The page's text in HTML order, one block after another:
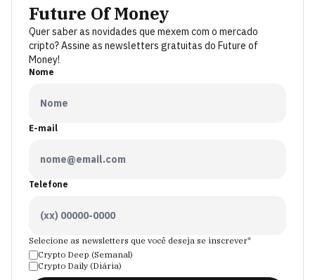
Future Of Money
Quer saber as novidades que mexem com o mercado
cripto? Assine as newsletters gratuitas do Future of
Money!
Nome
E-mail
Telefone
Selecione as newsletters que você deseja se inscrever*
Crypto Deep (Semanal)
Crypto Daily (Diária)